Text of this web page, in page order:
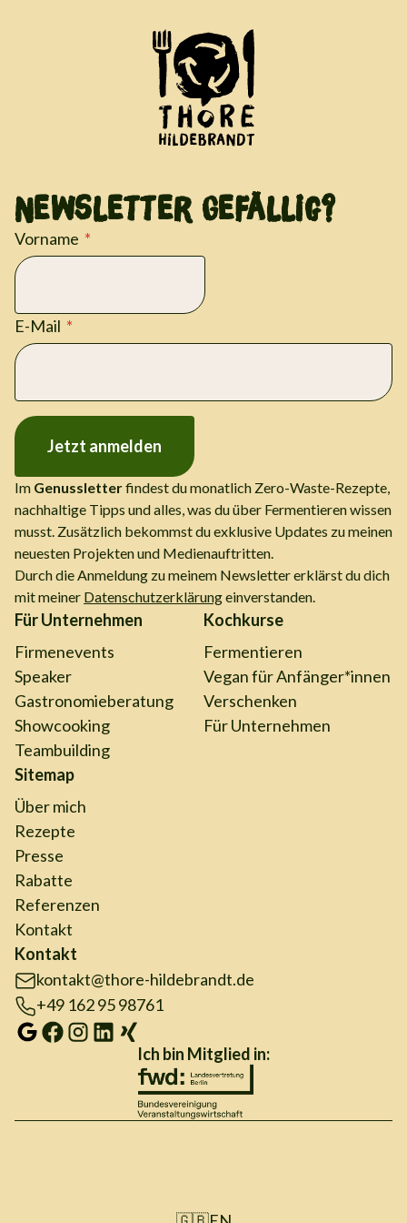
Newsletter Gefällig?
Vorname
E-Mail
Jetzt anmelden
Im Genussletterfindest du monatlich Zero-Waste-Rezepte,
nachhaltige Tipps und alles, was du über Fermentieren wissen
musst. Zusätzlich bekommst du exklusive Updates zu meinen
neuesten Projekten und Medienauftritten.
Durch die Anmeldung zu meinem Newsletter erklärst du dich
mit meiner Datenschutzerklärungeinverstanden.
Für Unternehmen
Firmenevents
Speaker
Gastronomieberatung
Showcooking
Teambuilding
Kochkurse
Fermentieren
Vegan für Anfänger*innen
Verschenken
Für Unternehmen
Sitemap
Über mich
Rezepte
Presse
Rabatte
Referenzen
Kontakt
Kontakt
kontakt@thore-hildebrandt.de
+49 162 95 98761
Ich bin Mitglied in: